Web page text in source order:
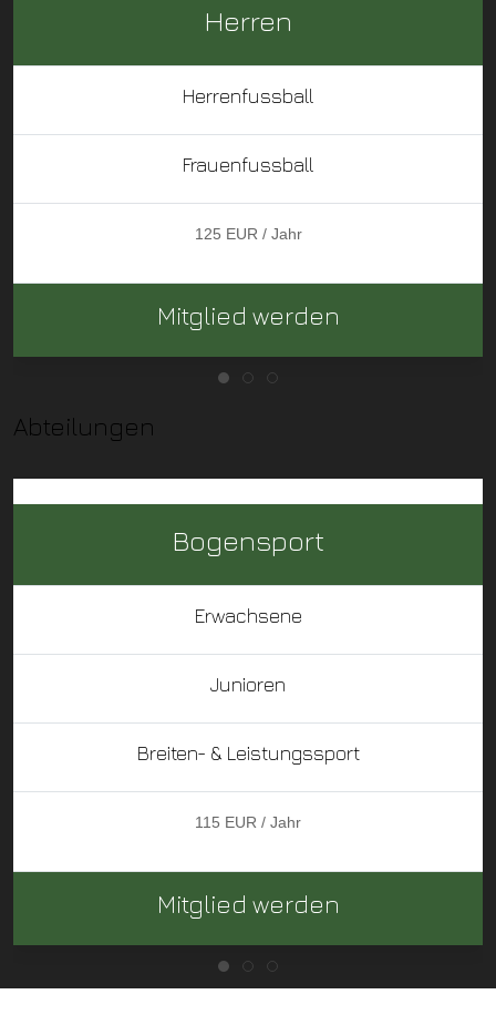
Herren
Herrenfussball
Frauenfussball
125 EUR / Jahr
Mitglied werden
Abteilungen
Bogensport
Erwachsene
Junioren
Breiten- & Leistungssport
115 EUR / Jahr
Mitglied werden